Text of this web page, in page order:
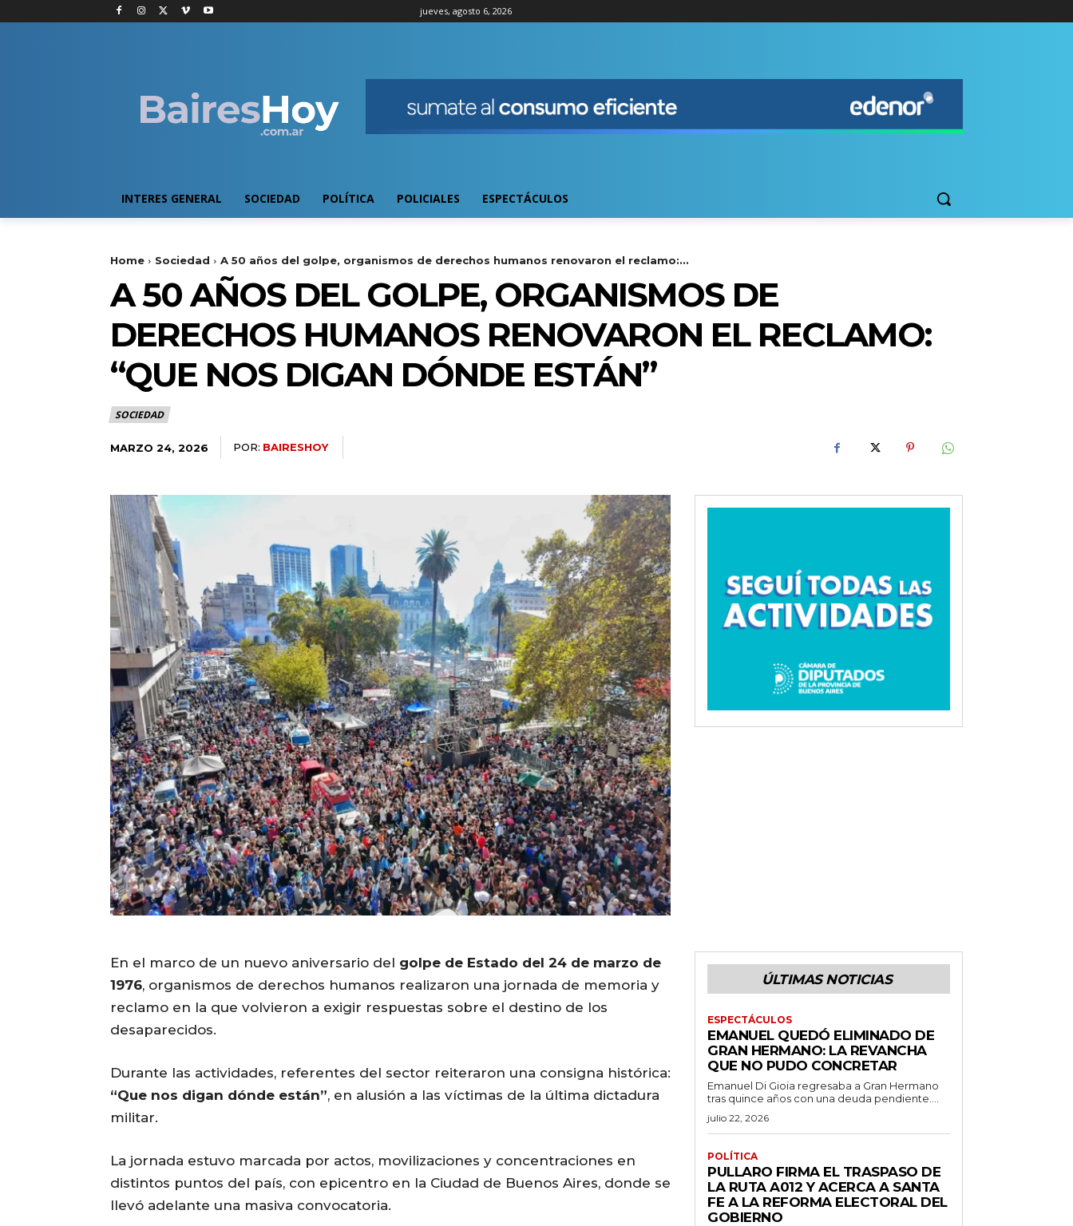
jueves, agosto 6, 2026
INTERES GENERAL SOCIEDAD POLÍTICA POLICIALES ESPECTÁCULOS
Home Sociedad A 50 años del golpe, organismos de derechos humanos renovaron el reclamo:...
A 50 AÑOS DEL GOLPE, ORGANISMOS DE
DERECHOS HUMANOS RENOVARON EL RECLAMO:
“QUE NOS DIGAN DÓNDE ESTÁN”
SOCIEDAD
MARZO 24, 2026 POR: BAIRESHOY
En el marco de un nuevo aniversario del golpe de Estado del 24 de marzo de
1976, organismos de derechos humanos realizaron una jornada de memoria y
reclamo en la que volvieron a exigir respuestas sobre el destino de los
desaparecidos.
Durante las actividades, referentes del sector reiteraron una consigna histórica:
“Que nos digan dónde están”, en alusión a las víctimas de la última dictadura
militar.
La jornada estuvo marcada por actos, movilizaciones y concentraciones en
distintos puntos del país, con epicentro en la Ciudad de Buenos Aires, donde se
llevó adelante una masiva convocatoria.
ÚLTIMAS NOTICIAS
ESPECTÁCULOS
EMANUEL QUEDÓ ELIMINADO DE
GRAN HERMANO: LA REVANCHA
QUE NO PUDO CONCRETAR
Emanuel Di Gioia regresaba a Gran Hermano
tras quince años con una deuda pendiente....
julio 22, 2026
POLÍTICA
PULLARO FIRMA EL TRASPASO DE
LA RUTA A012 Y ACERCA A SANTA
FE A LA REFORMA ELECTORAL DEL
GOBIERNO